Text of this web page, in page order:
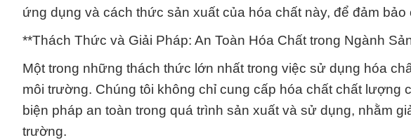
ứng dụng và cách thức sản xuất của hóa chất này, để đảm
**Thách Thức và Giải Pháp: An Toàn Hóa Chất trong Ngành
Một trong những thách thức lớn nhất trong việc sử dụng hóa
môi trường. Chúng tôi không chỉ cung cấp hóa chất chất lượng
biện pháp an toàn trong quá trình sản xuất và sử dụng, nhằm
trường.